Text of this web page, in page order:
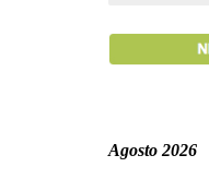
Agosto 2026